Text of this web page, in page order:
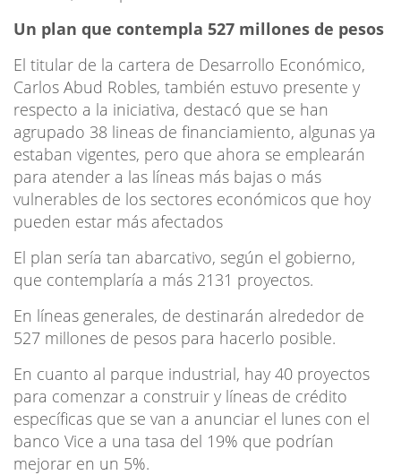
Un plan que contempla 527 millones de pesos
El titular de la cartera de Desarrollo Económico,
Carlos Abud Robles, también estuvo presente y
respecto a la iniciativa, destacó que se han
agrupado 38 lineas de financiamiento, algunas ya
estaban vigentes, pero que ahora se emplearán
para atender a las líneas más bajas o más
vulnerables de los sectores económicos que hoy
pueden estar más afectados
El plan sería tan abarcativo, según el gobierno,
que contemplaría a más 2131 proyectos.
En líneas generales, de destinarán alrededor de
527 millones de pesos para hacerlo posible.
En cuanto al parque industrial, hay 40 proyectos
para comenzar a construir y líneas de crédito
específicas que se van a anunciar el lunes con el
banco Vice a una tasa del 19% que podrían
mejorar en un 5%.